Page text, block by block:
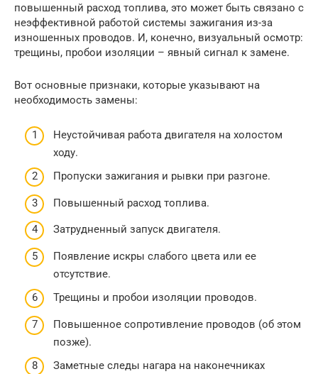
повышенный расход топлива, это может быть связано с
неэффективной работой системы зажигания из-за
изношенных проводов. И, конечно, визуальный осмотр:
трещины, пробои изоляции – явный сигнал к замене.
Вот основные признаки, которые указывают на
необходимость замены:
Неустойчивая работа двигателя на холостом
ходу.
Пропуски зажигания и рывки при разгоне.
Повышенный расход топлива.
Затрудненный запуск двигателя.
Появление искры слабого цвета или ее
отсутствие.
Трещины и пробои изоляции проводов.
Повышенное сопротивление проводов (об этом
позже).
Заметные следы нагара на наконечниках